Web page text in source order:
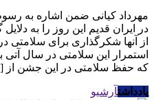
مهرداد کیانی ضمن اشاره به
در ایران قدیم این روز را به
از آنها شکرگذاری برای
استمرار این سلامتی در سال
که حفظ سلامتی در این جشن
یادداشتآرشیو